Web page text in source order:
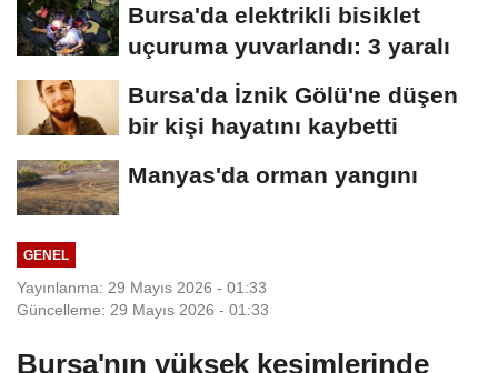
Bursa'da elektrikli bisiklet
uçuruma yuvarlandı: 3 yaralı
Bursa'da İznik Gölü'ne düşen
bir kişi hayatını kaybetti
Manyas'da orman yangını
GENEL
Yayınlanma: 29 Mayıs 2026 - 01:33
Güncelleme: 29 Mayıs 2026 - 01:33
Bursa'nın yüksek kesimlerinde